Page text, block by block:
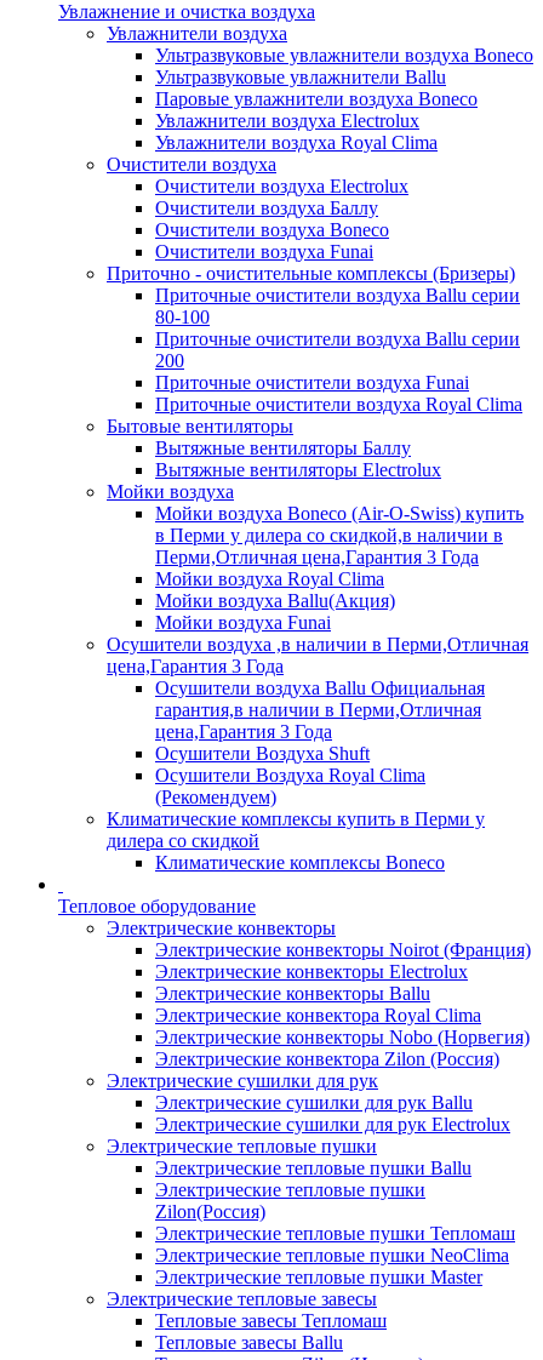
Увлажнение и очистка воздуха
Увлажнители воздуха
Ультразвуковые увлажнители воздуха Boneco
Ультразвуковые увлажнители Ballu
Паровые увлажнители воздуха Boneco
Увлажнители воздуха Electrolux
Увлажнители воздуха Royal Clima
Очистители воздуха
Очистители воздуха Electrolux
Очистители воздуха Баллу
Очистители воздуха Boneco
Очистители воздуха Funai
Приточно - очистительные комплексы (Бризеры)
Приточные очистители воздуха Ballu серии
80-100
Приточные очистители воздуха Ballu серии
200
Приточные очистители воздуха Funai
Приточные очистители воздуха Royal Clima
Бытовые вентиляторы
Вытяжные вентиляторы Баллу
Вытяжные вентиляторы Electrolux
Мойки воздуха
Мойки воздуха Boneco (Air-O-Swiss) купить
в Перми у дилера со скидкой,в наличии в
Перми,Отличная цена,Гарантия 3 Года
Мойки воздуха Royal Clima
Мойки воздуха Ballu(Акция)
Мойки воздуха Funai
Осушители воздуха ,в наличии в Перми,Отличная
цена,Гарантия 3 Года
Осушители воздуха Ballu Официальная
гарантия,в наличии в Перми,Отличная
цена,Гарантия 3 Года
Осушители Воздуха Shuft
Осушители Воздуха Royal Clima
(Рекомендуем)
Климатические комплексы купить в Перми у
дилера со скидкой
Климатические комплексы Boneсo
Тепловое оборудование
Электрические конвекторы
Электрические конвекторы Noirot (Франция)
Электрические конвекторы Electrolux
Электрические конвекторы Ballu
Электрические конвектора Royal Clima
Электрические конвекторы Nobo (Норвегия)
Электрические конвектора Zilon (Россия)
Электрические сушилки для рук
Электрические сушилки для рук Ballu
Электрические сушилки для рук Electrolux
Электрические тепловые пушки
Электрические тепловые пушки Ballu
Электрические тепловые пушки
Zilon(Россия)
Электрические тепловые пушки Тепломаш
Электрические тепловые пушки NeoClima
Электрические тепловые пушки Master
Электрические тепловые завесы
Тепловые завесы Тепломаш
Тепловые завесы Ballu